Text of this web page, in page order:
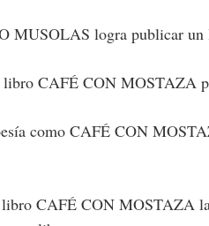
MUSOLAS logra publicar un
libro CAFÉ CON MOSTAZA
como CAFÉ CON
CAFÉ CON MOSTAZA